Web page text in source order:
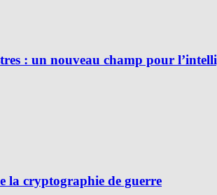
: un nouveau champ pour
la cryptographie de guerre